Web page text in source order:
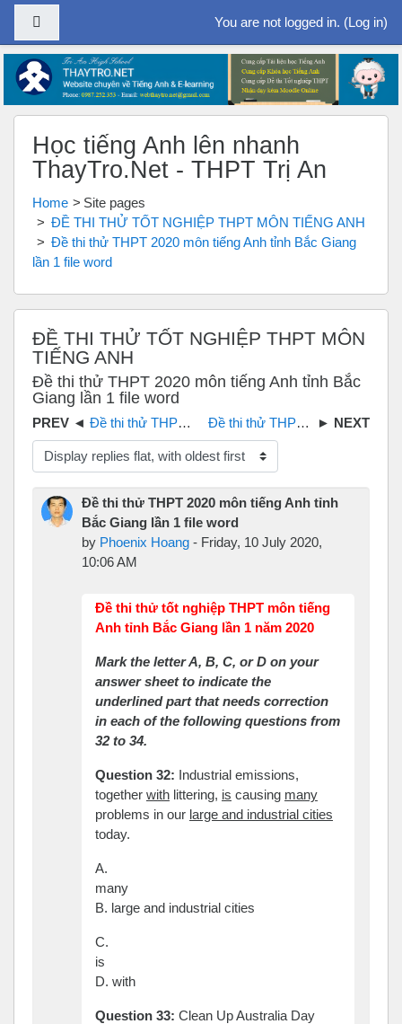
Skip to main content
You are not logged in. (Log in)
Học tiếng Anh lên nhanh
ThayTro.Net - THPT Trị An
Home
Site pages
ĐỀ THI THỬ TỐT NGHIỆP THPT MÔN TIẾNG ANH
Đề thi thử THPT 2020 môn tiếng Anh tỉnh Bắc Giang
lần 1 file word
ĐỀ THI THỬ TỐT NGHIỆP THPT MÔN
TIẾNG ANH
Đề thi thử THPT 2020 môn tiếng Anh tỉnh Bắc
Giang lần 1 file word
Đề thi thử THPT 2019 môn Tiếng Anh tỉnh Long An Đề thi thử THPT 2020 môn Anh SGD tỉnh Hưng Yên file word
Display mode
Đề thi thử THPT 2020 môn tiếng Anh tỉnh
Bắc Giang lần 1 file word
by Phoenix Hoang - Friday, 10 July 2020,
10:06 AM
Đề thi thử tốt nghiệp THPT môn tiếng
Anh tỉnh Bắc Giang lần 1 năm 2020
Mark the letter A, B, C, or D on your
answer sheet to indicate the
underlined part that needs correction
in each of the following questions from
32 to 34.
Question 32: Industrial emissions,
together with littering, is causing many
problems in our large and industrial cities
today.
A.
many
B. large and industrial cities
C.
is
D. with
Question 33: Clean Up Australia Day